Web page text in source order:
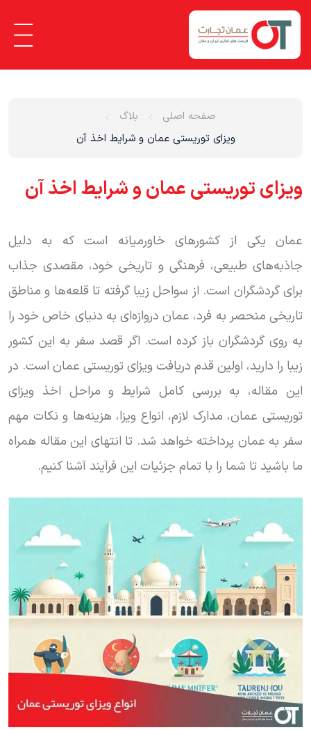
صفحه اصلی
بلاگ
ویزای توریستی عمان و شرایط اخذ آن
ویزای توریستی عمان و شرایط اخذ آن
عمان یکی از کشورهای خاورمیانه است که به دلیل
جاذبه‌های طبیعی، فرهنگی و تاریخی خود، مقصدی جذاب
برای گردشگران است. از سواحل زیبا گرفته تا قلعه‌ها و مناطق
تاریخی منحصر به فرد، عمان دروازه‌ای به دنیای خاص خود را
به روی گردشگران باز کرده است. اگر قصد سفر به این کشور
زیبا را دارید، اولین قدم دریافت ویزای توریستی عمان است. در
این مقاله، به بررسی کامل شرایط و مراحل اخذ ویزای
توریستی عمان، مدارک لازم، انواع ویزا، هزینه‌ها و نکات مهم
سفر به عمان پرداخته خواهد شد. تا انتهای این مقاله همراه
ما باشید تا شما را با تمام جزئیات این فرآیند آشنا کنیم.